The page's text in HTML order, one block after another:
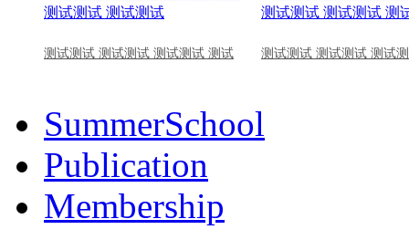
测试测试 测试测试 测试测试 测试 测试测试 测试测试 测试
SummerSchool
Publication
Membership